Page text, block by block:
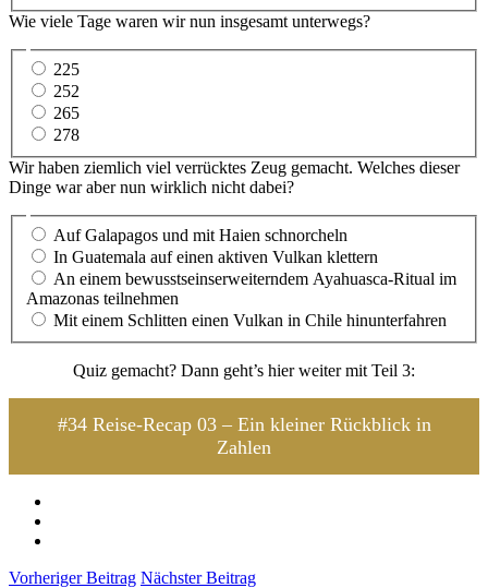
Wie viele Tage waren wir nun insgesamt unterwegs?
225
252
265
278
Wir haben ziemlich viel verrücktes Zeug gemacht. Welches dieser
Dinge war aber nun wirklich nicht dabei?
Auf Galapagos und mit Haien schnorcheln
In Guatemala auf einen aktiven Vulkan klettern
An einem bewusstseinserweiterndem Ayahuasca-Ritual im
Amazonas teilnehmen
Mit einem Schlitten einen Vulkan in Chile hinunterfahren
Quiz gemacht? Dann geht’s hier weiter mit Teil 3:
#34 Reise-Recap 03 – Ein kleiner Rückblick in
Zahlen
Vorheriger Beitrag Nächster Beitrag